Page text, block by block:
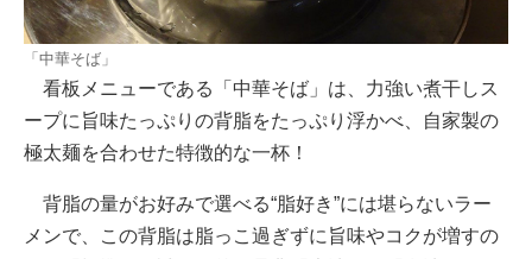
「中華そば」
看板メニューである「中華そば」は、力強い煮干しス
ープに旨味たっぷりの背脂をたっぷり浮かべ、自家製の
極太麺を合わせた特徴的な一杯！
背脂の量がお好みで選べる“脂好き”には堪らないラー
メンで、この背脂は脂っこ過ぎずに旨味やコクが増すの